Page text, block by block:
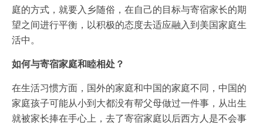
庭的方式，就要入乡随俗，在自己的目标与寄宿家长的期
望之间进行平衡，以积极的态度去适应融入到美国家庭生
活中。
如何与寄宿家庭和睦相处？
在生活习惯方面，国外的家庭和中国的家庭不同，中国的
家庭孩子可能从小到大都没有帮父母做过一件事，从出生
就被家长捧在手心上，去了寄宿家庭以后西方人是不会事